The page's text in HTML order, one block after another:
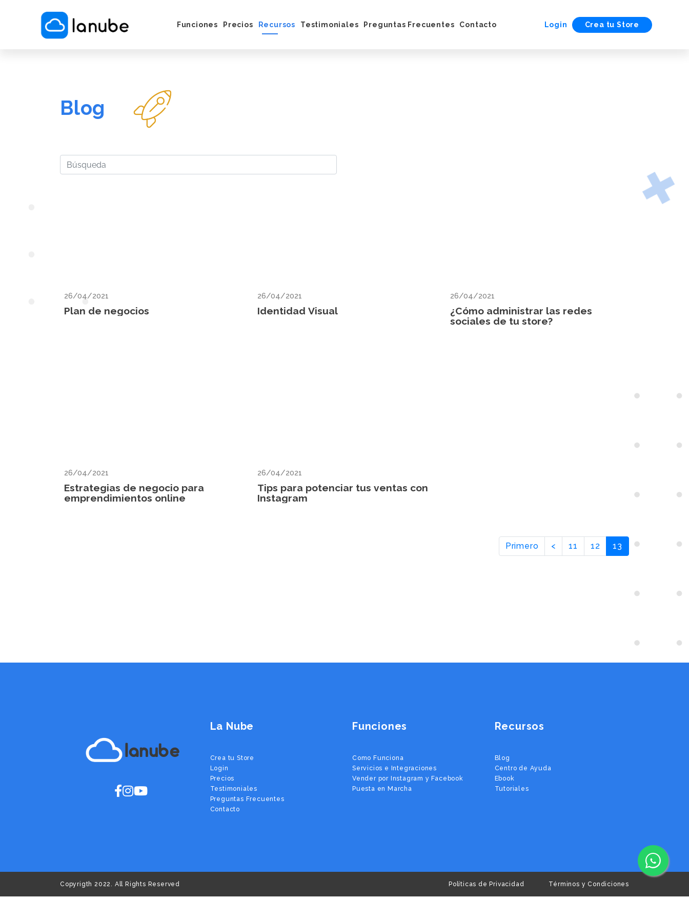
Funciones Precios Recursos Testimoniales Preguntas Frecuentes Contacto Login Crea tu Store
Blog
26/04/2021
Plan de negocios
26/04/2021
Identidad Visual
26/04/2021
¿Cómo administrar las redes
sociales de tu store?
26/04/2021
Estrategias de negocio para
emprendimientos online
26/04/2021
Tips para potenciar tus ventas con
Instagram
Primero < 11 12 13
lanube
La Nube
Crea tu Store
Login
Precios
Testimoniales
Preguntas Frecuentes
Contacto
Funciones
Como Funciona
Servicios e Integraciones
Vender por Instagram y Facebook
Puesta en Marcha
Recursos
Blog
Centro de Ayuda
Ebook
Tutoriales
Copyrigth 2022. All Rights Reserved Políticas de Privacidad Términos y Condiciones